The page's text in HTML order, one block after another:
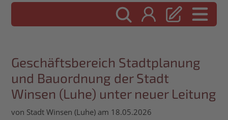
Geschäftsbereich Stadtplanung
und Bauordnung der Stadt
Winsen (Luhe) unter neuer Leitung
von Stadt Winsen (Luhe) am 18.05.2026